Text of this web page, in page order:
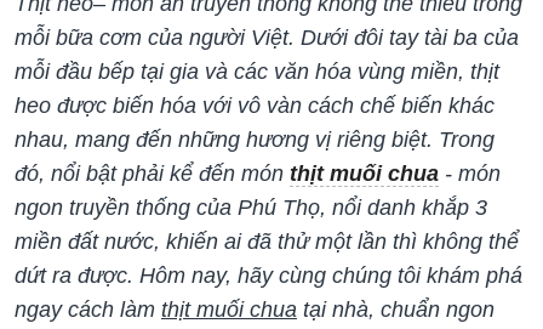
mỗi bữa cơm của người Việt. Dưới đôi tay tài ba của
mỗi đầu bếp tại gia và các văn hóa vùng miền, thịt
heo được biến hóa với vô vàn cách chế biến khác
nhau, mang đến những hương vị riêng biệt. Trong
đó, nổi bật phải kể đến món thịt muối chua - món
ngon truyền thống của Phú Thọ, nổi danh khắp 3
miền đất nước, khiến ai đã thử một lần thì không thể
dứt ra được. Hôm nay, hãy cùng chúng tôi khám phá
ngay cách làm thịt muối chua tại nhà, chuẩn ngon